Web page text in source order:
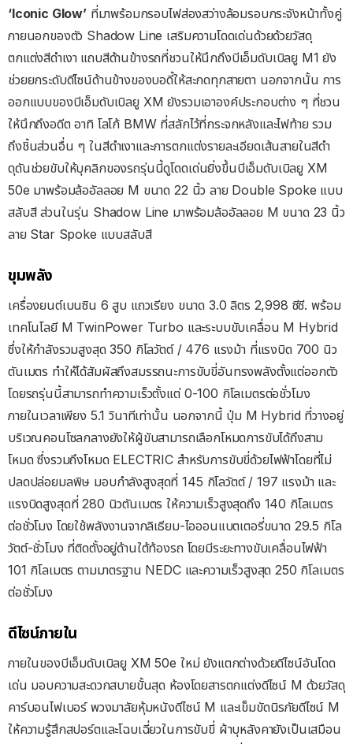
‘Iconic Glow’ที่มาพร้อมกรอบไฟส่องสว่างล้อมรอบกระจังหน้าทั้งคู่
ภายนอกของตัว Shadow Line เสริมความโดดเด่นด้วยด้วยวัสดุ
ตกแต่งสีดำเงา แถบสีด้านข้างรถที่ชวนให้นึกถึงบีเอ็มดับเบิลยู M1 ยัง
ช่วยยกระดับดีไซน์ด้านข้างของบอดี้ให้สะกดทุกสายตา นอกจากนั้น การ
ออกแบบของบีเอ็มดับเบิลยู XM ยังรวมเอาองค์ประกอบต่าง ๆ ที่ชวน
ให้นึกถึงอดีต อาทิ โลโก้ BMW ที่สลักไว้ที่กระจกหลังและไฟท้าย รวม
ถึงชิ้นส่วนอื่น ๆ ในสีดำเงาและการตกแต่งรายละเอียดเส้นสายในสีดำ
ดุดันช่วยขับให้บุคลิกของรถรุ่นนี้ดูโดดเด่นยิ่งขึ้นบีเอ็มดับเบิลยู XM
50e มาพร้อมล้ออัลลอย M ขนาด 22 นิ้ว ลาย Double Spoke แบบ
สลับสี ส่วนในรุ่น Shadow Line มาพร้อมล้ออัลลอย M ขนาด 23 นิ้ว
ลาย Star Spoke แบบสลับสี
ขุมพลัง
เครื่องยนต์เบนซิน 6 สูบ แถวเรียง ขนาด 3.0 ลิตร 2,998 ซีซี. พร้อม
เทคโนโลยี M TwinPower Turbo และระบบขับเคลื่อน M Hybrid
ซึ่งให้กําลังรวมสูงสุด 350 กิโลวัตต์ / 476 แรงม้า ที่แรงบิด 700 นิว
ตันเมตร ทำให้ได้สัมผัสถึงสมรรถนะการขับขี่อันทรงพลังตั้งแต่ออกตัว
โดยรถรุ่นนี้สามารถทำความเร็วตั้งแต่ 0-100 กิโลเมตรต่อชั่วโมง
ภายในเวลาเพียง 5.1 วินาทีเท่านั้น นอกจากนี้ ปุ่ม M Hybrid ที่วางอยู่
บริเวณคอนโซลกลางยังให้ผู้ขับสามารถเลือกโหมดการขับได้ถึงสาม
โหมด ซึ่งรวมถึงโหมด ELECTRIC สำหรับการขับขี่ด้วยไฟฟ้าโดยที่ไม่
ปลดปล่อยมลพิษ มอบกำลังสูงสุดที่ 145 กิโลวัตต์ / 197 แรงม้า และ
แรงบิดสูงสุดที่ 280 นิวตันเมตร ให้ความเร็วสูงสุดถึง 140 กิโลเมตร
ต่อชั่วโมง โดยใช้พลังงานจากลิเธียม-ไอออนแบตเตอรี่ขนาด 29.5 กิโล
วัตต์-ชั่วโมง ที่ติดตั้งอยู่ด้านใต้ท้องรถ โดยมีระยะทางขับเคลื่อนไฟฟ้า
101 กิโลเมตร ตามมาตรฐาน NEDC และความเร็วสูงสุด 250 กิโลเมตร
ต่อชั่วโมง
ดีไซน์ภายใน
ภายในของบีเอ็มดับเบิลยู XM 50e ใหม่ ยังแตกต่างด้วยดีไซน์อันโดด
เด่น มอบความสะดวกสบายขั้นสุด ห้องโดยสารตกแต่งดีไซน์ M ด้วยวัสดุ
คาร์บอนไฟเบอร์ พวงมาลัยหุ้มหนังดีไซน์ M และเข็มขัดนิรภัยดีไซน์ M
ให้ความรู้สึกสปอร์ตและโฉบเฉี่ยวในการขับขี่ ผ้าบุหลังคายังเป็นเสมือน